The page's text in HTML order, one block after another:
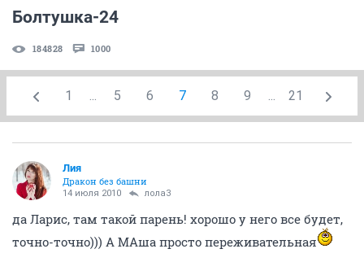
Болтушка-24
184828 1000
1 ... 5 6 7 8 9 ... 21
Лия
Дракон без башни
14 июля 2010 лола3
да Ларис, там такой парень! хорошо у него все будет,
точно-точно))) А МАша просто переживательная